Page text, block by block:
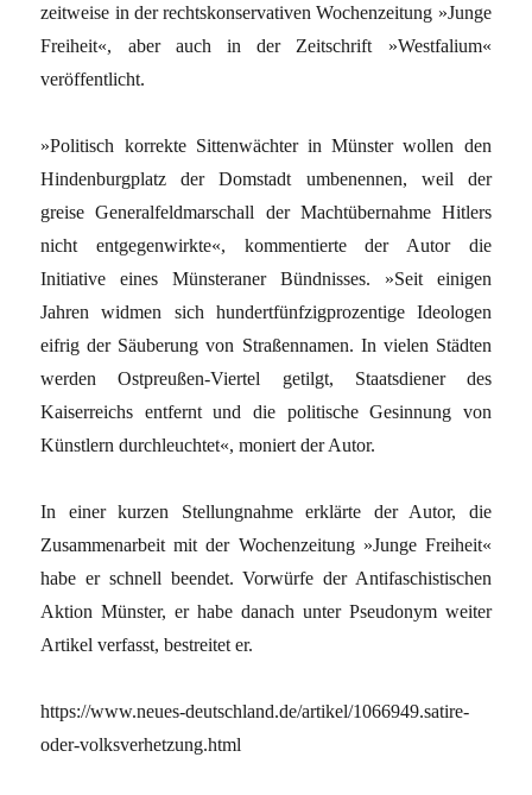
zeitweise in der rechtskonservativen Wochenzeitung »Junge
Freiheit«, aber auch in der Zeitschrift »Westfalium«
veröffentlicht.
»Politisch korrekte Sittenwächter in Münster wollen den
Hindenburgplatz der Domstadt umbenennen, weil der
greise Generalfeldmarschall der Machtübernahme Hitlers
nicht entgegenwirkte«, kommentierte der Autor die
Initiative eines Münsteraner Bündnisses. »Seit einigen
Jahren widmen sich hundertfünfzigprozentige Ideologen
eifrig der Säuberung von Straßennamen. In vielen Städten
werden Ostpreußen-Viertel getilgt, Staatsdiener des
Kaiserreichs entfernt und die politische Gesinnung von
Künstlern durchleuchtet«, moniert der Autor.
In einer kurzen Stellungnahme erklärte der Autor, die
Zusammenarbeit mit der Wochenzeitung »Junge Freiheit«
habe er schnell beendet. Vorwürfe der Antifaschistischen
Aktion Münster, er habe danach unter Pseudonym weiter
Artikel verfasst, bestreitet er.
https://www.neues-deutschland.de/artikel/1066949.satire-
oder-volksverhetzung.html